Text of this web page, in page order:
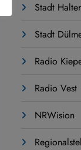
Stadt
Stadt
Radio
Radio Vest
NRWision